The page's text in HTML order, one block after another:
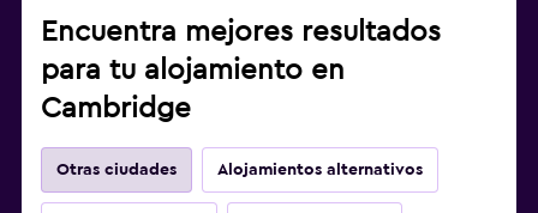
Encuentra mejores resultados
para tu alojamiento en
Cambridge
Otras ciudades Alojamientos alternativos